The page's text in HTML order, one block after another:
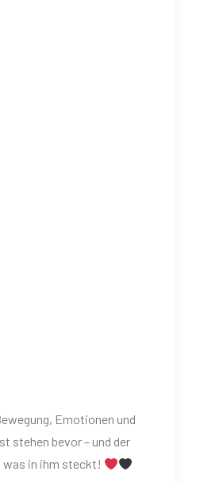
Emotionen und
stehen bevor – und der
was in ihm steckt!